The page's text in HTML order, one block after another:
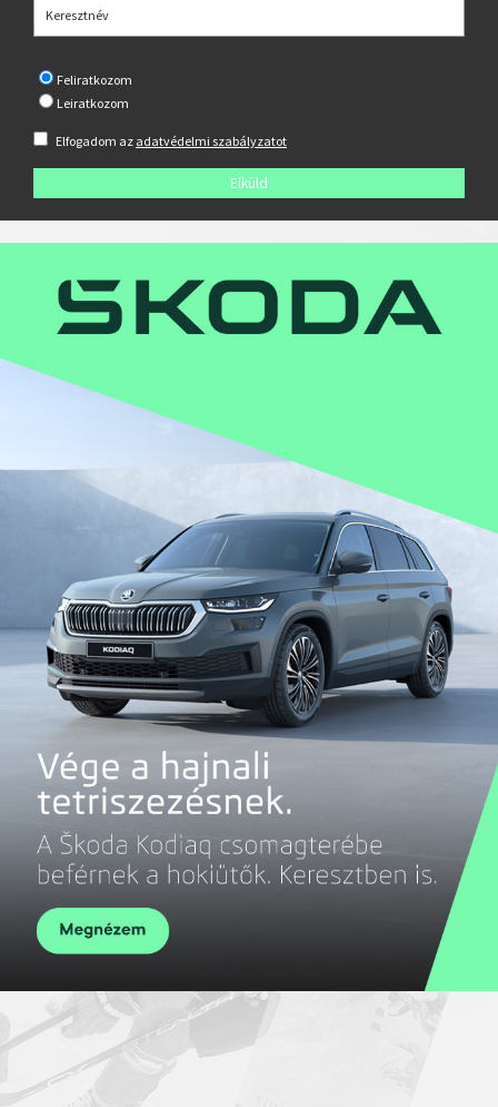
Feliratkozom
Leiratkozom
Elfogadom az adatvédelmi szabályzatot